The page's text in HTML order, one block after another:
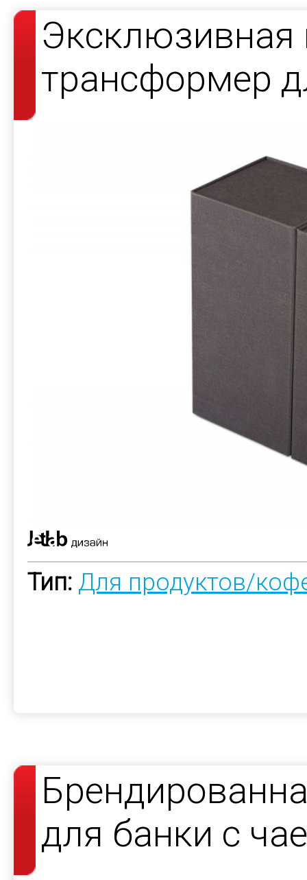
Эксклюзивная
трансформер
Тип: Для продуктов/
для банки с